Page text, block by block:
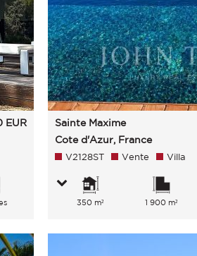
EUR
Sainte Maxime
Cote d'Azur, France
V2128ST Vente Villa
350 m² 1 900 m²